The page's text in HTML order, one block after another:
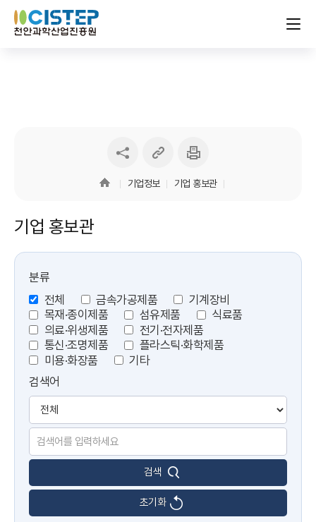
기업 홍보관
기업정보 기업 홍보관
공유하기
복사하기
분류
전체
금속가공제품
기계장비
목재·종이제품
섬유제품
식료품
의료·위생제품
전기·전자제품
통신·조명제품
플라스틱·화학제품
미용·화장품
기타
검색어
초기화